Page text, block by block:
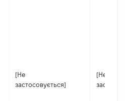
[Не
застосовується]
[Не